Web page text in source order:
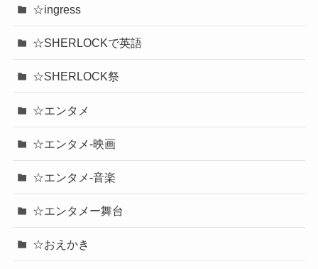
☆ingress
☆SHERLOCKで英語
☆SHERLOCK祭
☆エンタメ
☆エンタメ-映画
☆エンタメ-音楽
☆エンタメー舞台
☆おえかき